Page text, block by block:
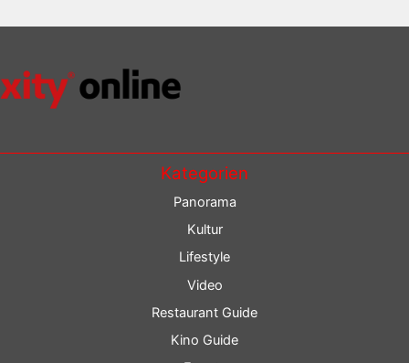
Kategorien
Panorama
Kultur
Lifestyle
Video
Restaurant Guide
Kino Guide